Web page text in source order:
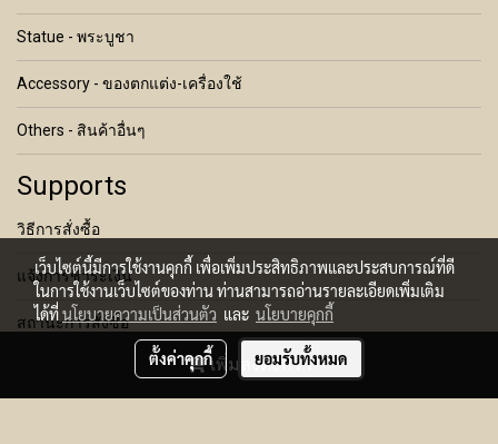
เพิ่มลงตะกร้า
Statue - พระบูชา
Accessory - ของตกแต่ง-เครื่องใช้
Others - สินค้าอื่นๆ
Supports
วิธีการสั่งซื้อ
แจ้งการชำระเงิน
สถานะการสั่งซื้อ
เงื่อนไขการคืนสินค้า
เว็บไซต์นี้มีการใช้งานคุกกี้ เพื่อเพิ่มประสิทธิภาพและประสบการณ์ที่ดี
ในการใช้งานเว็บไซต์ของท่าน ท่านสามารถอ่านรายละเอียดเพิ่มเติม
ได้ที่นโยบายความเป็นส่วนตัว และ นโยบายคุกกี้
ตั้งค่าคุกกี้ ยอมรับทั้งหมด